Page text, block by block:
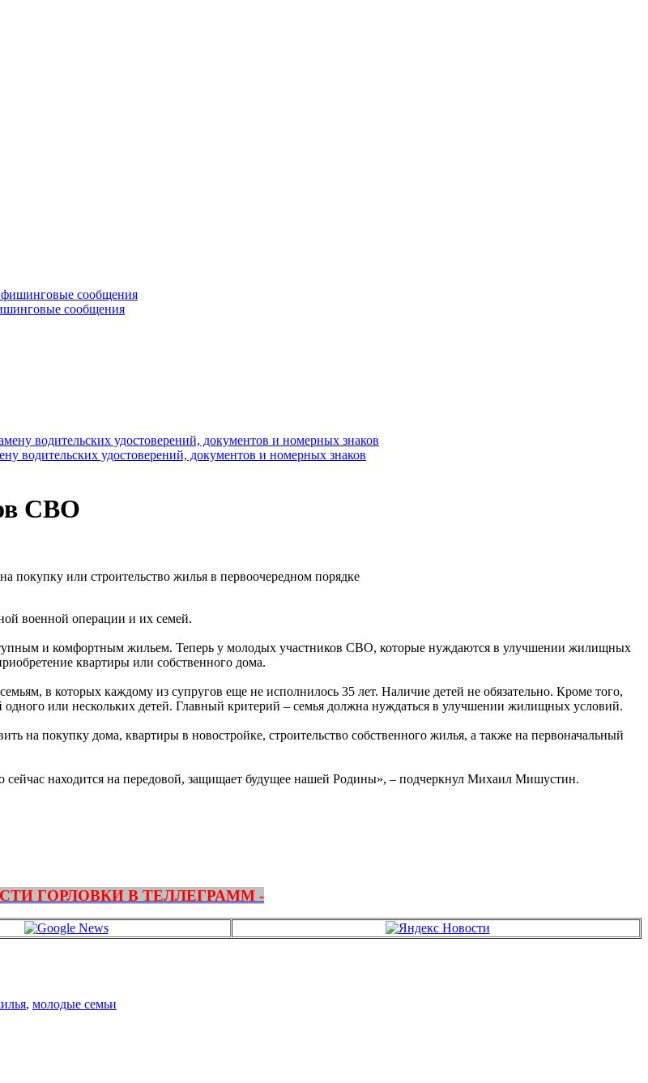
сообщения
водительских удостоверений, документов и номерных знаков
СВО
или строительство жилья в первоочередном порядке
военной операции и их семей.
и комфортным жильем. Теперь у молодых участников СВО, которые нуждаются в улучшении жилищных
квартиры или собственного дома.
в которых каждому из супругов еще не исполнилось 35 лет. Наличие детей не обязательно. Кроме того,
или нескольких детей. Главный критерий – семья должна нуждаться в улучшении жилищных условий.
на покупку дома, квартиры в новостройке, строительство собственного жилья, а также на первоначальный
находится на передовой, защищает будущее нашей Родины», – подчеркнул Михаил Мишустин.
ГОРЛОВКИ В ТЕЛЛЕГРАММ -
, молодые семьи